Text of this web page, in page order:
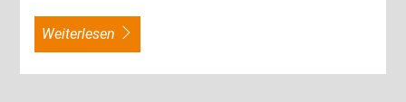
weiterlesen